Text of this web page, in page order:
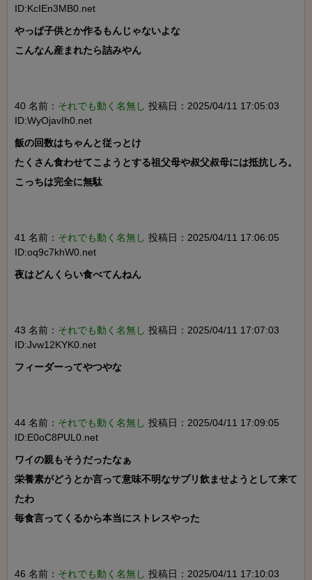
ID:KcIEn3MB0.net
やっぱ子供とか作るもんじゃないよな
こんなん産まれたら詰みやん
40 名前： それでも動く名無し 投稿日：2025/04/11 17:05:03
ID:WyOjavIh0.net
飯の回数はちゃんと従っとけ
たくさん食わせてこようとする祖父母や叔父叔母には抵抗しろ。
こっちは完全に無駄
41 名前： それでも動く名無し 投稿日：2025/04/11 17:06:05
ID:oq9c7khW0.net
夜はどんくらい食べてんねん
43 名前： それでも動く名無し 投稿日：2025/04/11 17:07:03
ID:Jvw12KYK0.net
フィーダーってやつやな
44 名前： それでも動く名無し 投稿日：2025/04/11 17:09:05
ID:E0oC8PUL0.net
ワイの親もそうだったなぁ
栄養素がどうとか言って意味不明なサプリ飲ませようとして来て
たわ
毎食言ってくるから本当にストレスやった
46 名前： それでも動く名無し 投稿日：2025/04/11 17:10:03